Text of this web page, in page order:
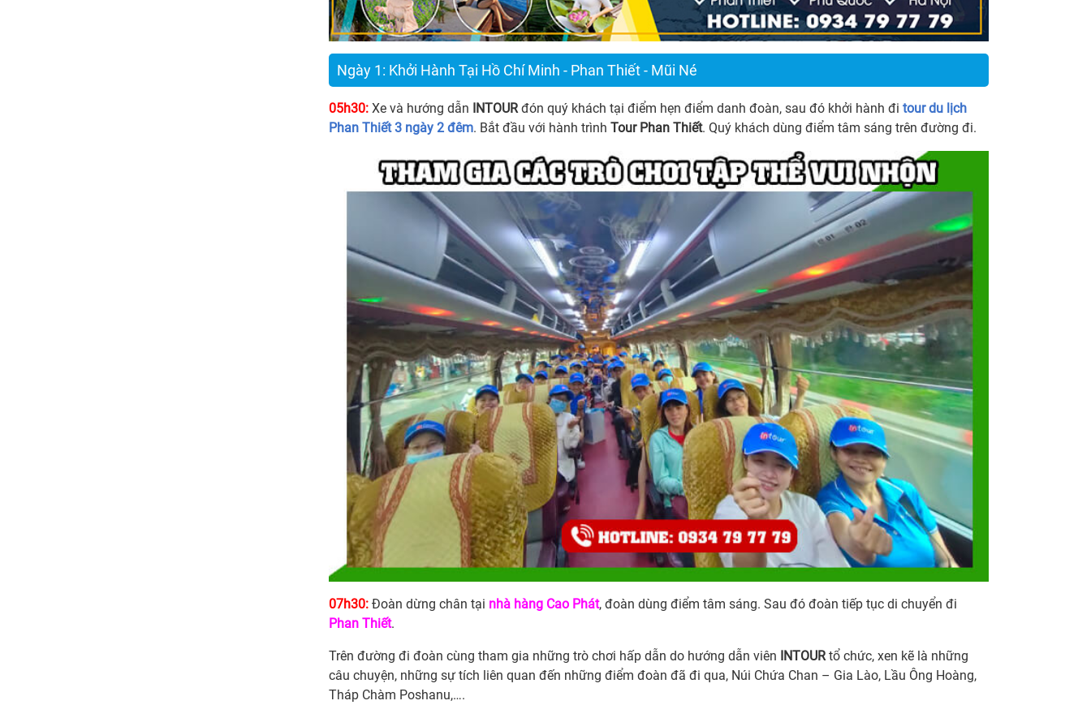
Ngày 1: Khởi Hành Tại Hồ Chí Minh - Phan Thiết - Mũi Né
05h30: Xe và hướng dẫn INTOURđón quý khách tại điểm hẹn điểm danh đoàn, sau đó khởi hành đi tour du lịch
Phan Thiết 3 ngày 2 đêm. Bắt đầu với hành trình Tour Phan Thiết. Quý khách dùng điểm tâm sáng trên đường đi.
07h30: Đoàn dừng chân tại nhà hàng Cao Phát, đoàn dùng điểm tâm sáng. Sau đó đoàn tiếp tục di chuyển đi
Phan Thiết.
Trên đường đi đoàn cùng tham gia những trò chơi hấp dẫn do hướng dẫn viên INTOURtổ chức, xen kẽ là những
câu chuyện, những sự tích liên quan đến những điểm đoàn đã đi qua, Núi Chứa Chan – Gia Lào, Lầu Ông Hoàng,
Tháp Chàm Poshanu,….